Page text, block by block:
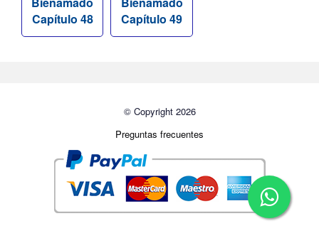
Capítulo 48
Capítulo 49
© Copyright 2026
Preguntas frecuentes